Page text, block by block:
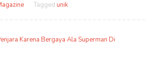
Tagged unik
Karena Bergaya Ala Superman Di